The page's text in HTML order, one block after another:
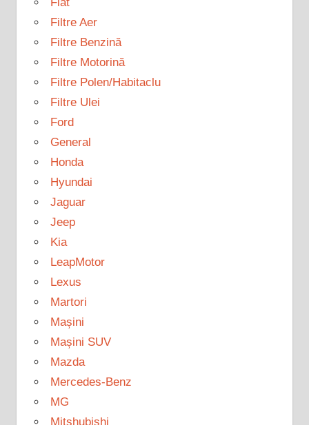
Filtre Aer
Filtre Benzină
Filtre Motorină
Filtre Polen/Habitaclu
Filtre Ulei
Ford
General
Honda
Hyundai
Jaguar
Jeep
Kia
LeapMotor
Lexus
Martori
Mașini
Mașini SUV
Mazda
Mercedes-Benz
MG
Mitshubishi